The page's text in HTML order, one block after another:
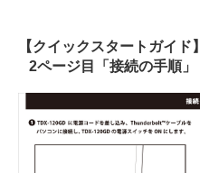
【クイックスタートガイド】
2ページ目「接続の手順」